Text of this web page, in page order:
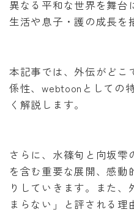
薬屋のひとりごと
俺だけレベルアップな件
泣いてみろ、乞うてもい
ある日お姫様になってし
異なる平和な世界を舞台
生活や息子・護の成長を
本記事では、外伝がどこ
係性、webtoonとしての
く解説します。
さらに、水篠旬と向坂雫
を含む重要な展開、感動
りしていきます。また、
まらない」と評される理